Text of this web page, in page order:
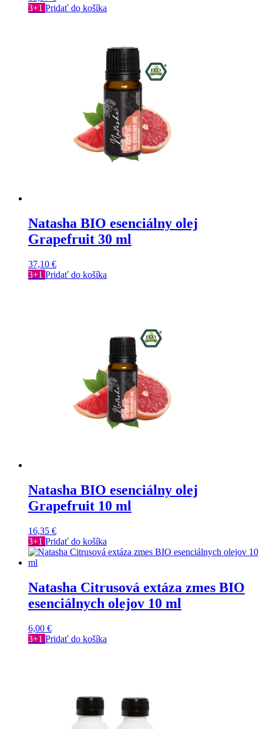
3+1 Pridať do košíka
Natasha BIO esenciálny olej
Grapefruit 30 ml
37,10 €
3+1 Pridať do košíka
Natasha BIO esenciálny olej
Grapefruit 10 ml
16,35 €
3+1 Pridať do košíka
Natasha Citrusová extáza zmes BIO
esenciálnych olejov 10 ml
6,00 €
3+1 Pridať do košíka